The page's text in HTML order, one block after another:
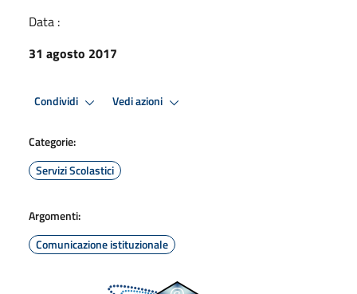
Data :
31 agosto 2017
Condividi Vedi azioni
Categorie:
Servizi Scolastici
Argomenti:
Comunicazione istituzionale